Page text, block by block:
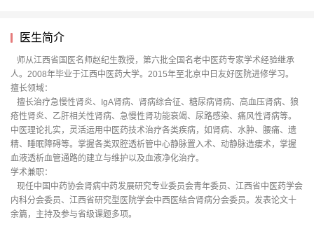
医生简介
师从江西省国医名师赵纪生教授，第六批全国名老中医药专家学术经验继承
人。2008年毕业于江西中医药大学。2015年至北京中日友好医院进修学习。
擅长领域：
擅长治疗急慢性肾炎、IgA肾病、肾病综合征、糖尿病肾病、高血压肾病、狼
疮性肾炎、乙肝相关性肾病、急慢性肾功能衰竭、尿路感染、痛风性肾病等。
中医理论扎实，灵活运用中医药技术治疗各类疾病，如肾病、水肿、腰痛、遗
精、睡眠障碍等。掌握各类双腔透析管中心静脉置入术、动静脉造瘘术，掌握
血液透析血管通路的建立与维护以及血液净化治疗。
学术兼职：
现任中国中药协会肾病中药发展研究专业委员会青年委员、江西省中医药学会
内科分会委员、江西省研究型医院学会中西医结合肾病分会委员。发表论文十
余篇，主持及参与省级课题多项。